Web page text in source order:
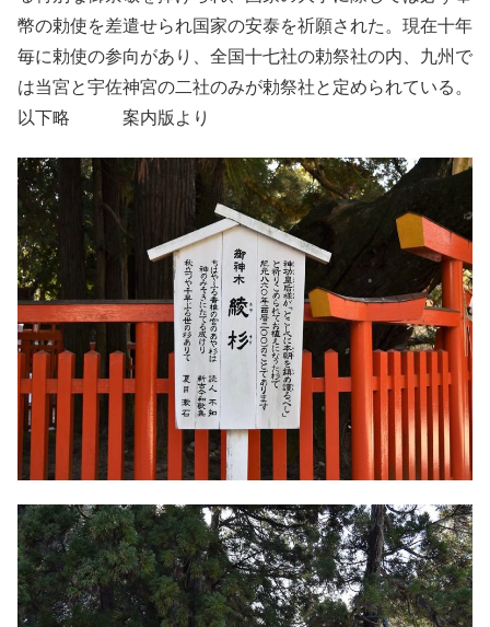
幣の勅使を差遣せられ国家の安泰を祈願された。現在十年
毎に勅使の参向があり、全国十七社の勅祭社の内、九州で
は当宮と宇佐神宮の二社のみが勅祭社と定められている。
以下略 案内版より